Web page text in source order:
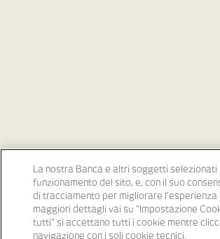
La nostra Banca e altri soggetti
funzionamento del sito, e, con il suo
di tracciamento per migliorare
maggiori dettagli vai su "Impostazione
tutti" si accettano tutti i cookie mentre
navigazione con i soli cookie tecnici.